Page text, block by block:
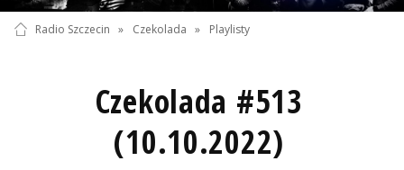
Radio Szczecin » Czekolada » Playlisty
Czekolada #513
(10.10.2022)